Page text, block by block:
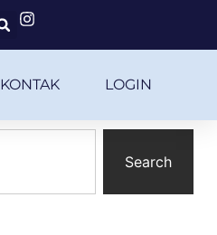
KONTAK LOGIN
Search